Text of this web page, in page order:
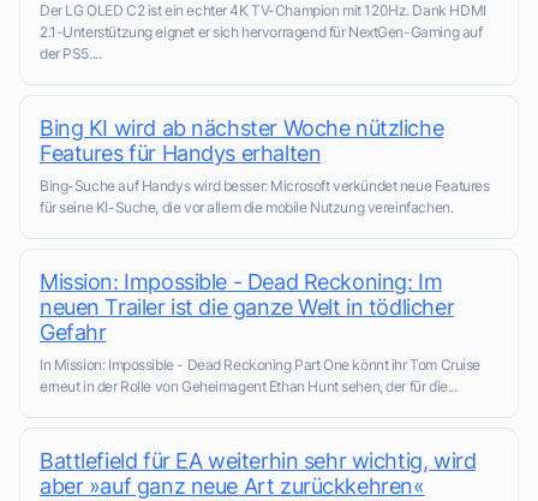
Der LG OLED C2 ist ein echter 4K TV-Champion mit 120Hz. Dank HDMI
2.1-Unterstützung eignet er sich hervorragend für NextGen-Gaming auf
der PS5....
Bing KI wird ab nächster Woche nützliche
Features für Handys erhalten
Bing-Suche auf Handys wird besser: Microsoft verkündet neue Features
für seine KI-Suche, die vor allem die mobile Nutzung vereinfachen.
Mission: Impossible - Dead Reckoning: Im
neuen Trailer ist die ganze Welt in tödlicher
Gefahr
In Mission: Impossible - Dead Reckoning Part One könnt ihr Tom Cruise
erneut in der Rolle von Geheimagent Ethan Hunt sehen, der für die...
Battlefield für EA weiterhin sehr wichtig, wird
aber »auf ganz neue Art zurückkehren«